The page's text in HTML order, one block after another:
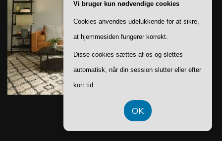
Vi bruger kun nødvendige cookies
Cookies anvendes udelukkende for at sikre,
at hjemmesiden fungerer korrekt.
Disse cookies sættes af os og slettes
automatisk, når din session slutter eller efter
kort tid.
OK